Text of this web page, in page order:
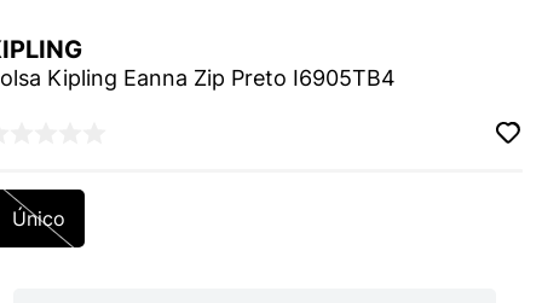
Kipling Eanna Zip Preto I6905TB4
Único
VANS ULTRARANGE